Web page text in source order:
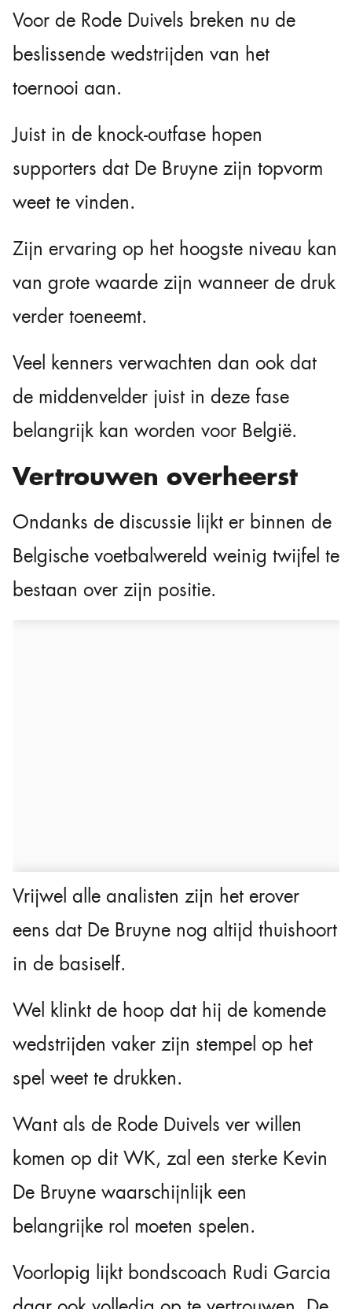
Voor de Rode Duivels breken nu de
beslissende wedstrijden van het
toernooi aan.
Juist in de knock-outfase hopen
supporters dat De Bruyne zijn topvorm
weet te vinden.
Zijn ervaring op het hoogste niveau kan
van grote waarde zijn wanneer de druk
verder toeneemt.
Veel kenners verwachten dan ook dat
de middenvelder juist in deze fase
belangrijk kan worden voor België.
Vertrouwen overheerst
Ondanks de discussie lijkt er binnen de
Belgische voetbalwereld weinig twijfel te
bestaan over zijn positie.
Vrijwel alle analisten zijn het erover
eens dat De Bruyne nog altijd thuishoort
in de basiself.
Wel klinkt de hoop dat hij de komende
wedstrijden vaker zijn stempel op het
spel weet te drukken.
Want als de Rode Duivels ver willen
komen op dit WK, zal een sterke Kevin
De Bruyne waarschijnlijk een
belangrijke rol moeten spelen.
Voorlopig lijkt bondscoach Rudi Garcia